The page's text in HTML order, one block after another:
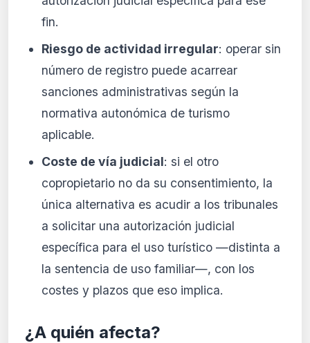
fin.
Riesgo de actividad irregular: operar sin
número de registro puede acarrear
sanciones administrativas según la
normativa autonómica de turismo
aplicable.
Coste de vía judicial: si el otro
copropietario no da su consentimiento, la
única alternativa es acudir a los tribunales
a solicitar una autorización judicial
específica para el uso turístico —distinta a
la sentencia de uso familiar—, con los
costes y plazos que eso implica.
¿A quién afecta?